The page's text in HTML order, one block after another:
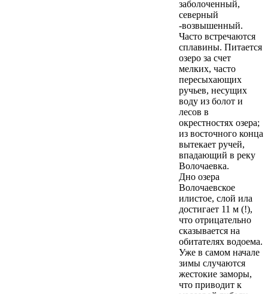
заболоченный,
северный
-возвышенный.
Часто встречаются
сплавины. Питается
озеро за счет
мелких, часто
пересыхающих
ручьев, несущих
воду из болот и
лесов в
окрестностях озера;
из восточного конца
вытекает ручей,
впадающий в реку
Волочаевка.
Дно озера
Волочаевское
илистое, слой ила
достигает 11 м (!),
что отрицательно
сказывается на
обитателях водоема.
Уже в самом начале
зимы случаются
жестокие заморы,
что приводит к